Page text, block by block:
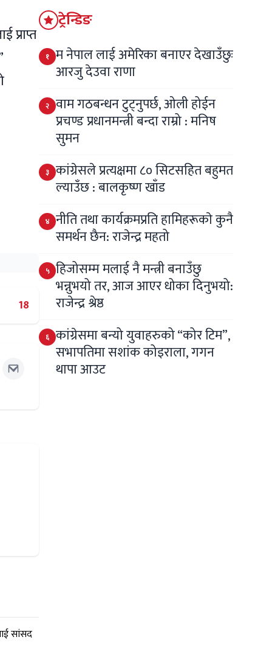
प्राप्त
18
ट्रेन्डिङ
१ म नेपाल लाई अमेरिका बनाएर देखाउँछुः
आरजु देउवा राणा
२ वाम गठबन्धन टुट्नुपर्छ, ओली होईन
प्रचण्ड प्रधानमन्त्री बन्दा राम्रो : मनिष
सुमन
३ कांग्रेसले प्रत्यक्षमा ८० सिटसहित बहुमत
ल्याउँछ : बालकृष्ण खाँड
४ नीति तथा कार्यक्रमप्रति हामिहरूकाे कुनै
समर्थन छैन: राजेन्द्र महतो
५ हिजोसम्म मलाई नै मन्त्री बनाउँछु
भन्नुभयो तर, आज आएर धोका दिनुभयो:
राजेन्द्र श्रेष्ठ
६ कांग्रेसमा बन्यो युवाहरुको “कोर टिम”,
सभापतिमा सशांक कोइराला, गगन
थापा आउट